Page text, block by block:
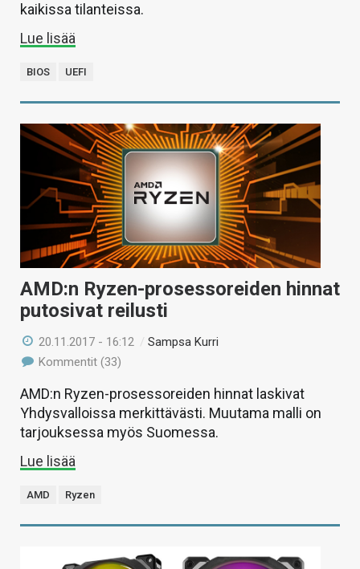
kaikissa tilanteissa.
Lue lisää
BIOS UEFI
AMD:n Ryzen-prosessoreiden hinnat
putosivat reilusti
20.11.2017 - 16:12 /Sampsa Kurri
Kommentit (33)
AMD:n Ryzen-prosessoreiden hinnat laskivat
Yhdysvalloissa merkittävästi. Muutama malli on
tarjouksessa myös Suomessa.
Lue lisää
AMD Ryzen